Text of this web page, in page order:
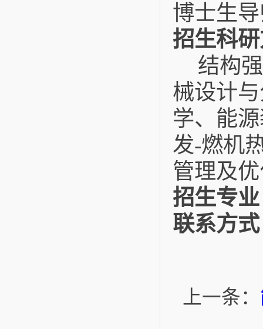
博士生
招生科
结构
械设计
学、能
发-燃机
管理及
招生专
联系方
上一条：